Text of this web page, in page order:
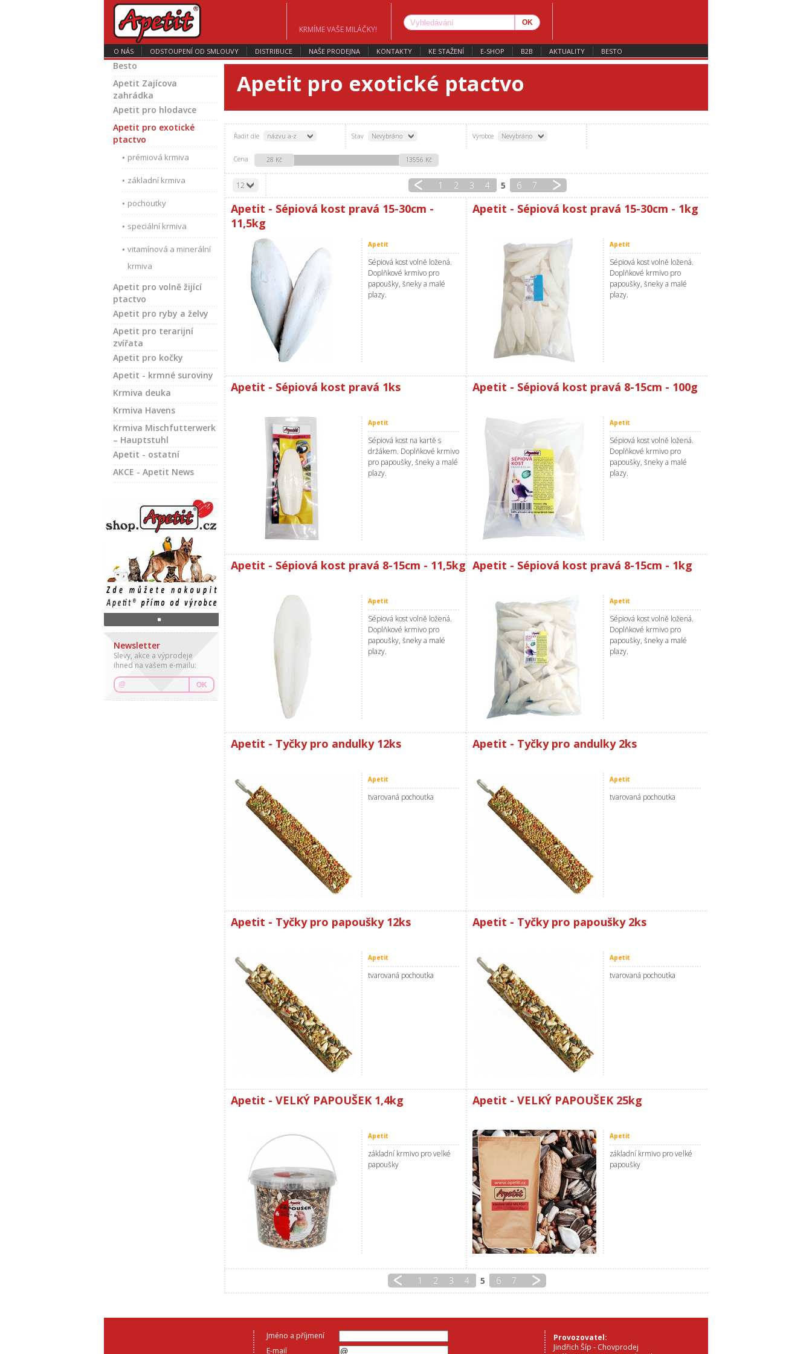
KRMÍME VAŠE MILÁČKY!
O NÁS ODSTOUPENÍ OD SMLOUVY DISTRIBUCE NAŠE PRODEJNA KONTAKTY KE STAŽENÍ E-SHOP B2B AKTUALITY BESTO
Apetit pro exotické ptactvo
Řadit dle názvu a-z Stav Nevybráno Výrobce Nevybráno
Cena 28 Kč 13556 Kč
12 1 2 3 4 5 6 7
Apetit - Sépiová kost pravá 15-30cm -
11,5kg
Apetit
Sépiová kost volně ložená.
Doplňkové krmivo pro
papoušky, šneky a malé
plazy.
Apetit - Sépiová kost pravá 15-30cm - 1kg
Apetit
Sépiová kost volně ložená.
Doplňkové krmivo pro
papoušky, šneky a malé
plazy.
Apetit - Sépiová kost pravá 1ks
Apetit
Sépiová kost na kartě s
držákem. Doplňkové krmivo
pro papoušky, šneky a malé
plazy.
Apetit - Sépiová kost pravá 8-15cm - 100g
Apetit
Sépiová kost volně ložená.
Doplňkové krmivo pro
papoušky, šneky a malé
plazy.
Apetit - Sépiová kost pravá 8-15cm - 11,5kg
Apetit
Sépiová kost volně ložená.
Doplňkové krmivo pro
papoušky, šneky a malé
plazy.
Apetit - Sépiová kost pravá 8-15cm - 1kg
Apetit
Sépiová kost volně ložená.
Doplňkové krmivo pro
papoušky, šneky a malé
plazy.
Apetit - Tyčky pro andulky 12ks
Apetit
tvarovaná pochoutka
Apetit - Tyčky pro andulky 2ks
Apetit
tvarovaná pochoutka
Apetit - Tyčky pro papoušky 12ks
Apetit
tvarovaná pochoutka
Apetit - Tyčky pro papoušky 2ks
Apetit
tvarovaná pochoutka
Apetit - VELKÝ PAPOUŠEK 1,4kg
Apetit
základní krmivo pro velké
papoušky
Apetit - VELKÝ PAPOUŠEK 25kg
Apetit
základní krmivo pro velké
papoušky
1 2 3 4 5 6 7
Besto
Apetit Zajícova
zahrádka
Apetit pro hlodavce
Apetit pro exotické
ptactvo
prémiová krmiva
základní krmiva
pochoutky
speciální krmiva
vitamínová a minerální
krmiva
Apetit pro volně žijící
ptactvo
Apetit pro ryby a želvy
Apetit pro terarijní
zvířata
Apetit pro kočky
Apetit - krmné suroviny
Krmiva deuka
Krmiva Havens
Krmiva Mischfutterwerk
– Hauptstuhl
Apetit - ostatní
AKCE - Apetit News
Newsletter
Slevy, akce a výprodeje
ihned na vašem e-mailu:
OK
Jméno a příjmení
E-mail
Provozovatel:
Jindřich Šíp - Chovprodej